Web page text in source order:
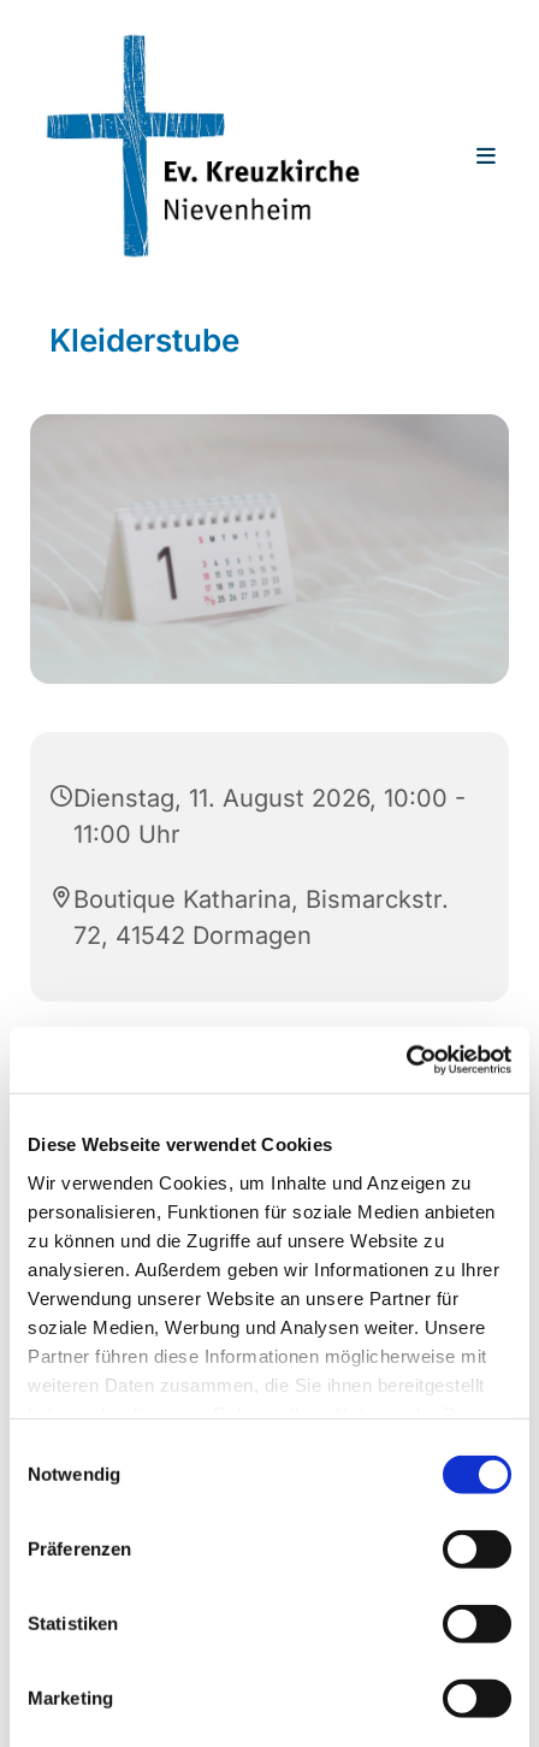
Diese Webseite verwendet Cookies
Wir verwenden Cookies, um Inhalte und Anzeigen zu
personalisieren, Funktionen für soziale Medien anbieten
zu können und die Zugriffe auf unsere Website zu
analysieren. Außerdem geben wir Informationen zu Ihrer
Verwendung unserer Website an unsere Partner für
soziale Medien, Werbung und Analysen weiter. Unsere
Partner führen diese Informationen möglicherweise mit
weiteren Daten zusammen, die Sie ihnen bereitgestellt
Notwendig
Präferenzen
Statistiken
Marketing
Kleiderstube
Dienstag, 11. August 2026, 10:00 -
11:00 Uhr
Boutique Katharina, Bismarckstr.
72, 41542 Dormagen
Dies könnte Sie auch